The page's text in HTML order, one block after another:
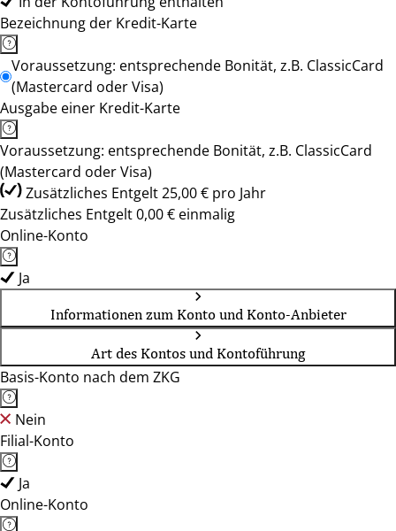
Bezeichnung der Kredit-Karte
Voraussetzung: entsprechende Bonität, z.B. ClassicCard
(Mastercard oder Visa)
Ausgabe einer Kredit-Karte
Voraussetzung: entsprechende Bonität, z.B. ClassicCard
(Mastercard oder Visa)
Zusätzliches Entgelt 25,00 € pro Jahr
Zusätzliches Entgelt 0,00 € einmalig
Online-Konto
Ja
Informationen zum Konto und Konto-Anbieter
Art des Kontos und Kontoführung
Basis-Konto nach dem ZKG
Nein
Filial-Konto
Ja
Online-Konto